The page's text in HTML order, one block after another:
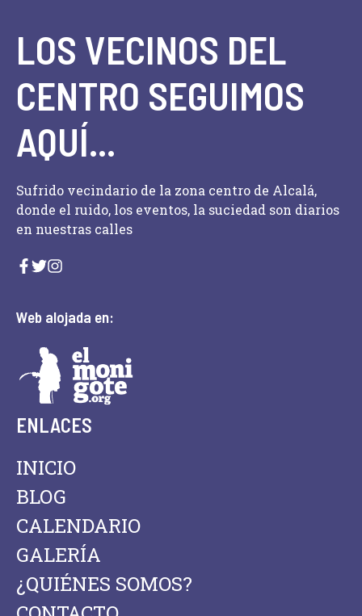
LOS VECINOS DEL
CENTRO SEGUIMOS
AQUÍ...
Sufrido vecindario de la zona centro de Alcalá,
donde el ruido, los eventos, la suciedad son diarios
en nuestras calles
Web alojada en:
ENLACES
INICIO
BLOG
CALENDARIO
GALERÍA
¿QUIÉNES SOMOS?